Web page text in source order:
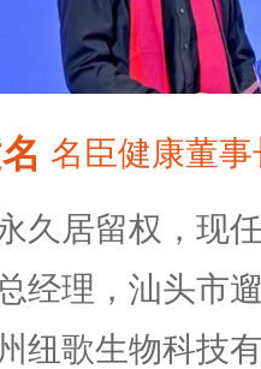
名臣健康董
久居留权，现
经理，汕头市
纽歌生物科技